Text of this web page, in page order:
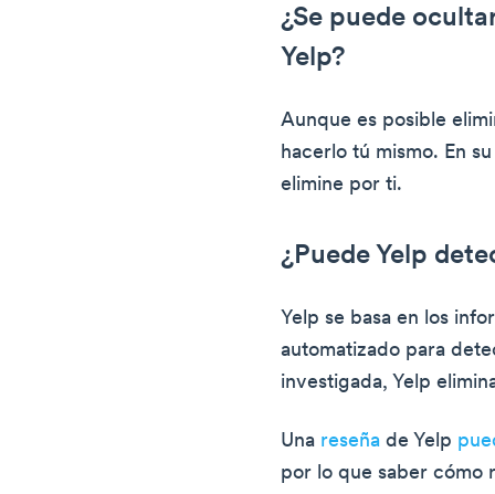
¿Se puede
Yelp?
Aunque es posible
hacerlo tú mismo. En
elimine por ti.
¿Puede Yelp
Yelp se basa en los
automatizado para
investigada, Yelp
Una reseña de Yelp
por lo que saber cómo